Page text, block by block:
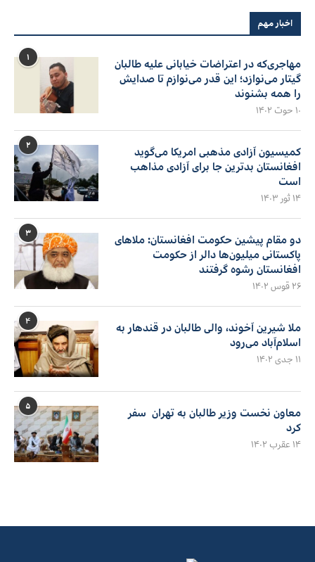
اخبار مهم
۱
مهاجری‌که در اعتراضات خیابانی علیه طالبان
گیتار می‌نوازد؛ این قدر می‌نوازم تا صدایش
را همه بشنوند
۱۰ حوت ۱۴۰۲
۲
کمیسیون آزادی مذهبی امریکا می‌گوید
افغانستان بدترین جا برای آزادی مذاهب
است
۱۴ ثور ۱۴۰۳
۳
دو مقام پیشین حکومت افغانستان: ملاهای
پاکستانی میلیون‌ها دالر از حکومت
افغانستان رشوه گرفتند
۲۶ قوس ۱۴۰۲
۴
ملا شیرین آخوند، والی طالبان در قندهار به
اسلام‌آباد می‌رود
۱۱ جدی ۱۴۰۲
۵
معاون نخست وزیر طالبان به تهران سفر
کرد
۱۴ عقرب ۱۴۰۲